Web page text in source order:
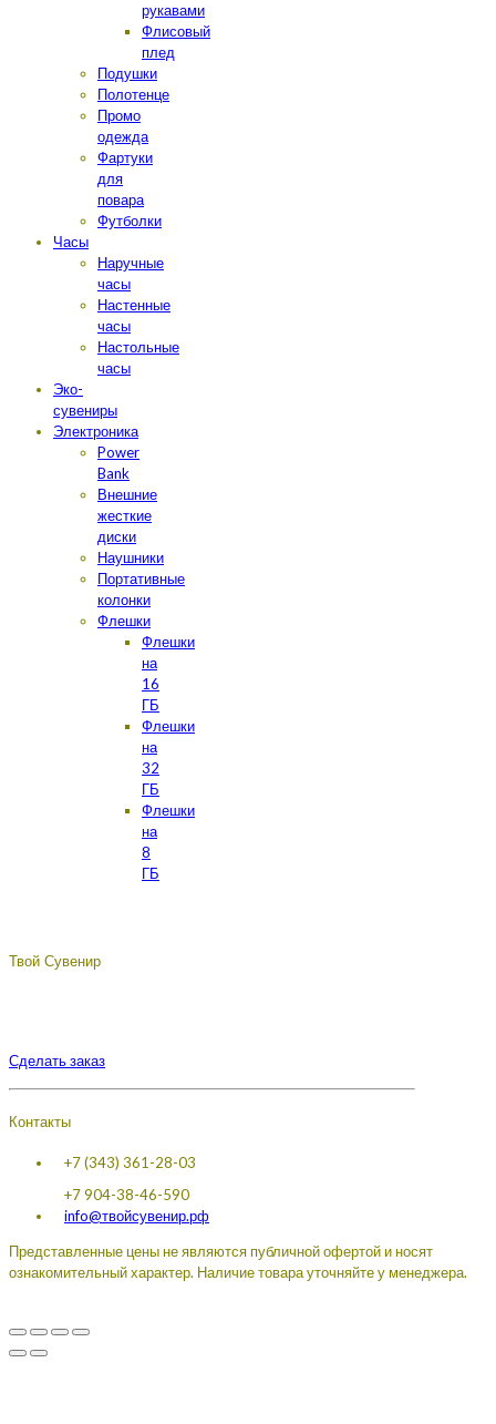
рукавами
Флисовый
плед
Подушки
Полотенце
Промо
одежда
Фартуки
для
повара
Футболки
Часы
Наручные
часы
Настенные
часы
Настольные
часы
Эко-
сувениры
Электроника
Power
Bank
Внешние
жесткие
диски
Наушники
Портативные
колонки
Флешки
Флешки
на
16
ГБ
Флешки
на
32
ГБ
Флешки
на
8
ГБ
Твой Сувенир
Сделать заказ
Контакты
+7 (343) 361-28-03
+7 904-38-46-590
info@твойсувенир.рф
Представленные цены не являются публичной офертой и носят
ознакомительный характер. Наличие товара уточняйте у менеджера.